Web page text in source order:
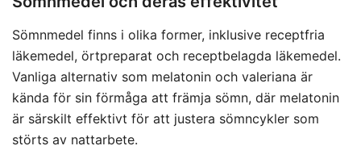
Sömnmedel finns i olika former, inklusive receptfria
läkemedel, örtpreparat och receptbelagda läkemedel.
Vanliga alternativ som melatonin och valeriana är
kända för sin förmåga att främja sömn, där melatonin
är särskilt effektivt för att justera sömncykler som
störts av nattarbete.